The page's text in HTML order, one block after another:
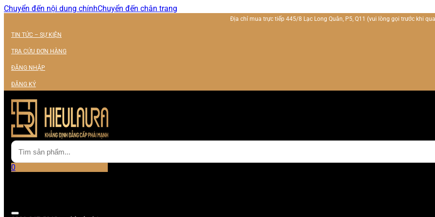
Chuyển đến nội dung chínhChuyển đến chân trang
Địa chỉ mua trực tiếp 445/8 Lạc Long Quân, P5, Q11 (vui lòng gọi trước khi
TIN TỨC – SỰ KIỆN
TRA CỨU ĐƠN HÀNG
ĐĂNG NHẬP
ĐĂNG KÝ
0